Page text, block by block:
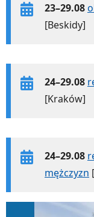
23–29.08
[Beskidy]
24–29.08
[Kraków]
24–29.08
mężczyzn